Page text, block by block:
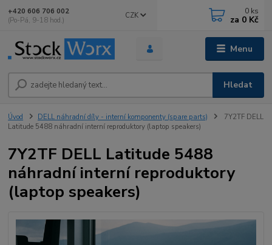
Menu
CZK
Hledat
+420 606 706 002
(Po-Pá, 9-18 hod.)
0 ks
za 0 Kč
Úvod DELL náhradní díly - interní komponenty (spare parts)
7Y2TF DELL
Latitude 5488 náhradní interní reproduktory (laptop speakers)
7Y2TF DELL Latitude 5488
náhradní interní reproduktory
(laptop speakers)